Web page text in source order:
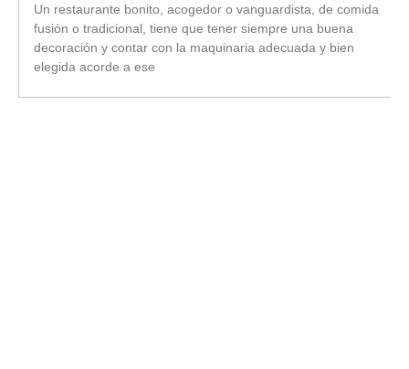
Un restaurante bonito, acogedor o vanguardista, de comida
fusión o tradicional, tiene que tener siempre una buena
decoración y contar con la maquinaria adecuada y bien
elegida acorde a ese